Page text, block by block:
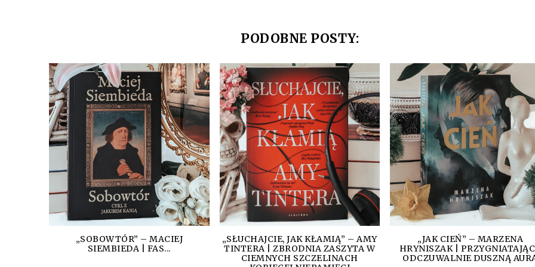
PODOBNE POSTY:
„SOBOWTÓR” – MACIEJ
SIEMBIEDA | FAS...
„SŁUCHAJCIE, JAK KŁAMIĄ” – AMY
TINTERA | ZBRODNIA ZASZYTA W
CIEMNYCH SZCZELINACH
„JAK CIEŃ” – MARZENA
HRYNISZAK |
ODCZUWALNIE DUSZNĄ